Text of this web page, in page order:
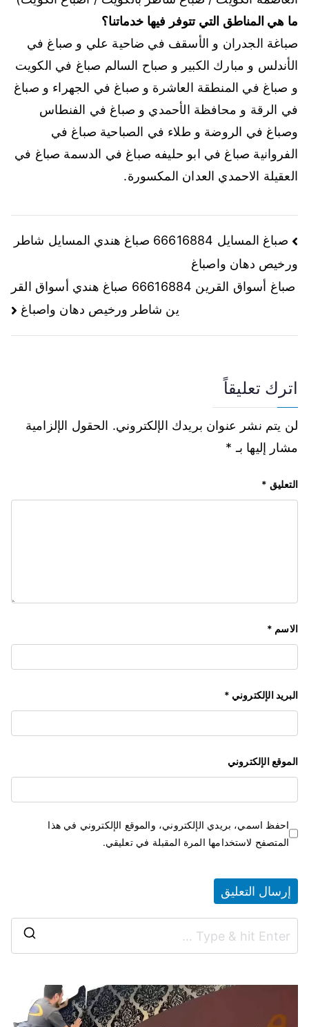
ما هي المناطق التي تتوفر فيها خدماتنا؟
صباغة الجدران و الأسقف في ضاحية علي و صباغ في
الأندلس و مبارك الكبير و صباح السالم صباغ في الكويت
و صباغ في المنطقة العاشرة و صباغ في الجهراء و صباغ
في الرقة و محافظة الأحمدي و صباغ في الفنطاس
وصباغ في الروضة و طلاء في الصباحية صباغ في
الفروانية صباغ في ابو حليفه صباغ في الدسمة صباغ في
العقيلة الاحمدي العدان المكسورة.
صباغ المسايل 66616884 صباغ هندي المسايل شاطر
ورخيص دهان واصباغ
صباغ أسواق القرين 66616884 صباغ هندي أسواق القر
ين شاطر ورخيص دهان واصباغ
اترك تعليقاً
لن يتم نشر عنوان بريدك الإلكتروني. الحقول الإلزامية
مشار إليها بـ *
التعليق *
الاسم *
البريد الإلكتروني *
الموقع الإلكتروني
احفظ اسمي، بريدي الإلكتروني، والموقع الإلكتروني في هذا
المتصفح لاستخدامها المرة المقبلة في تعليقي.